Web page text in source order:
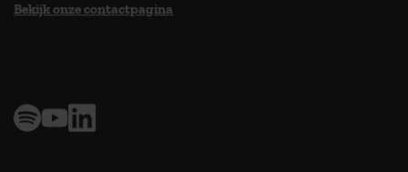
Bekijk onze contactpagina